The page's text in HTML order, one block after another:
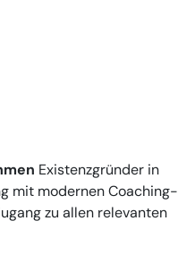
Existenzgründer in
mit modernen Coaching-
zu allen relevanten